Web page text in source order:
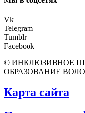
Vk
Telegram
Tumblr
Facebook
© ИНКЛЮЗИВНОЕ
ОБРАЗОВАНИЕ
Карта сайта